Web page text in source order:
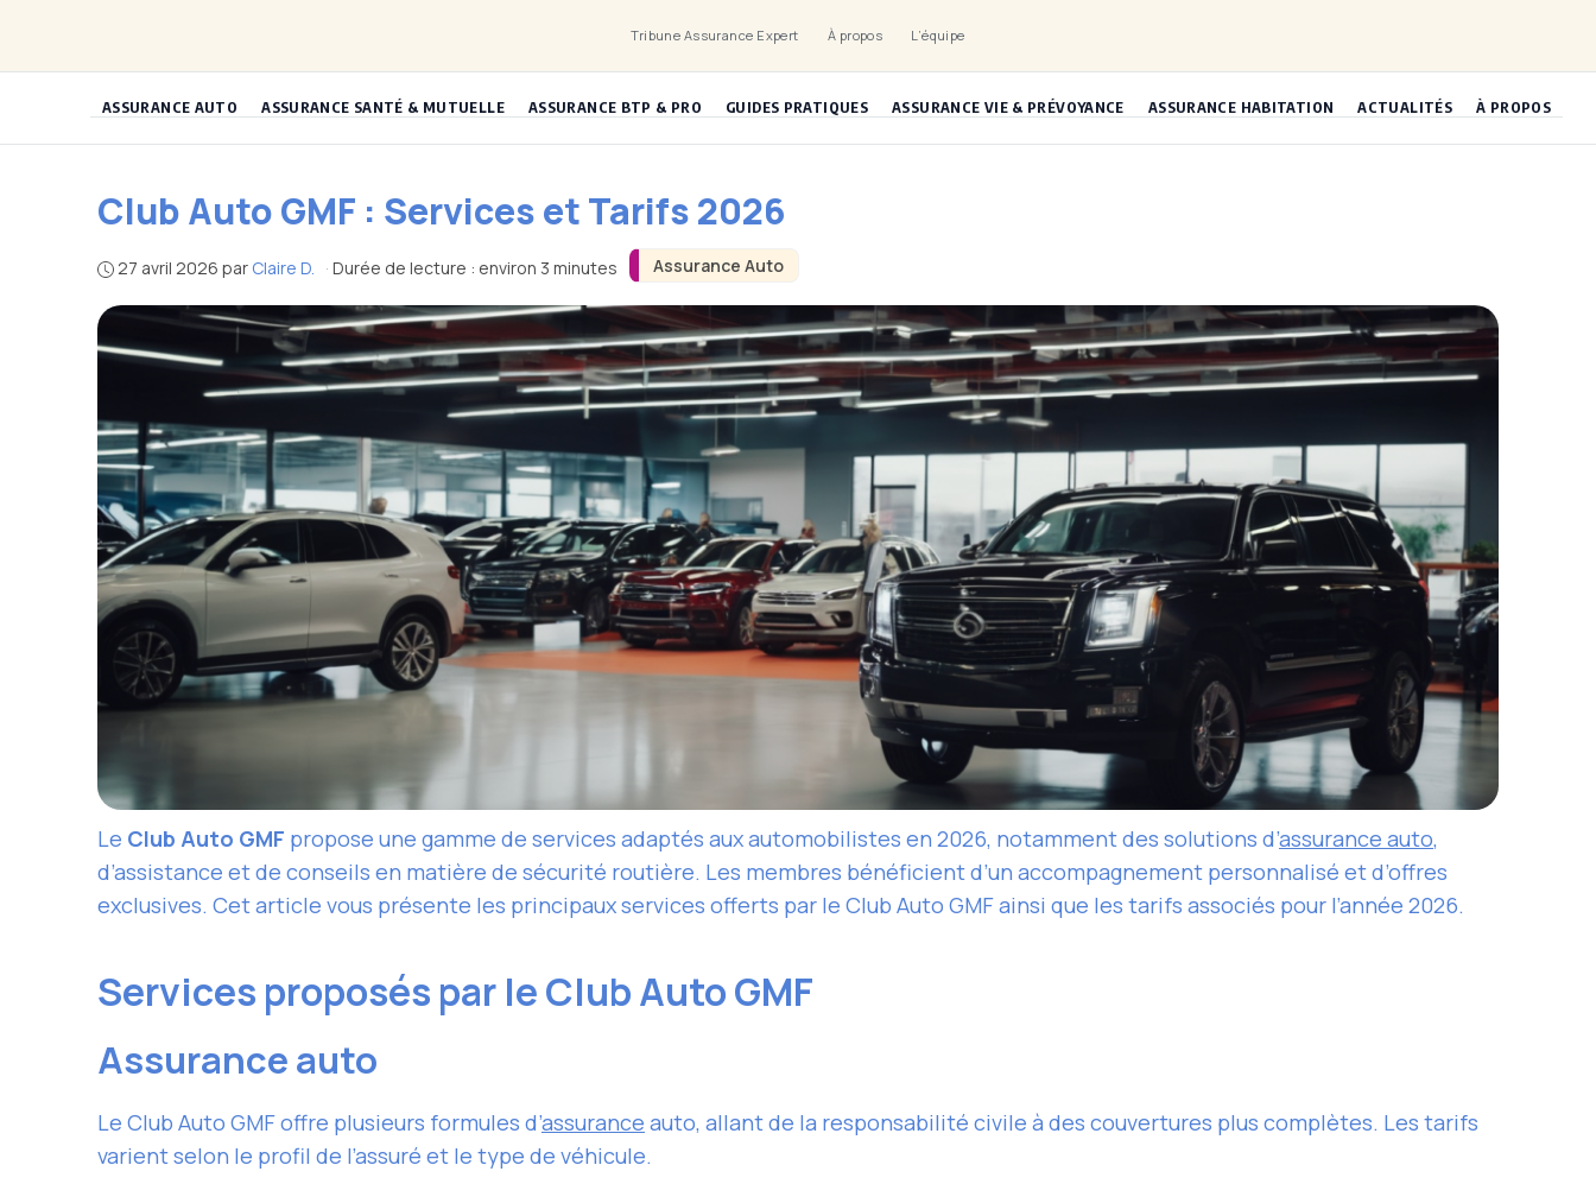
contenu
Tribune Assurance Expert À propos L’équipe
ASSURANCE AUTO ASSURANCE SANTÉ & MUTUELLE ASSURANCE BTP & PRO GUIDES PRATIQUES ASSURANCE VIE & PRÉVOYANCE ASSURANCE HABITATION ACTUALITÉS À PROPOS
Assurance Auto
Club Auto GMF : Services et Tarifs 2026
27 avril 2026 par Claire D. · Durée de lecture : environ 3 minutes
Le Club Auto GMF propose une gamme de services adaptés aux automobilistes en 2026, notamment des solutions d’assurance auto,
d’assistance et de conseils en matière de sécurité routière. Les membres bénéficient d’un accompagnement personnalisé et d’offres
exclusives. Cet article vous présente les principaux services offerts par le Club Auto GMF ainsi que les tarifs associés pour l’année 2026.
Services proposés par le Club Auto GMF
Assurance auto
Le Club Auto GMF offre plusieurs formules d’assurance auto, allant de la responsabilité civile à des couvertures plus complètes. Les tarifs
varient selon le profil de l’assuré et le type de véhicule.